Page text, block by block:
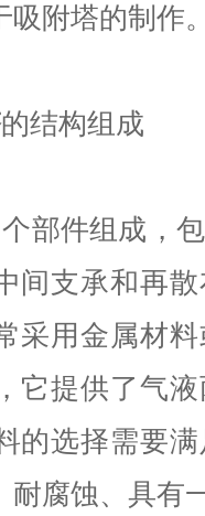
吸附塔的制作
的结构组成
部件组成，
间支承和再
采用金属材
它提供了气
的选择需要
耐腐蚀、具有